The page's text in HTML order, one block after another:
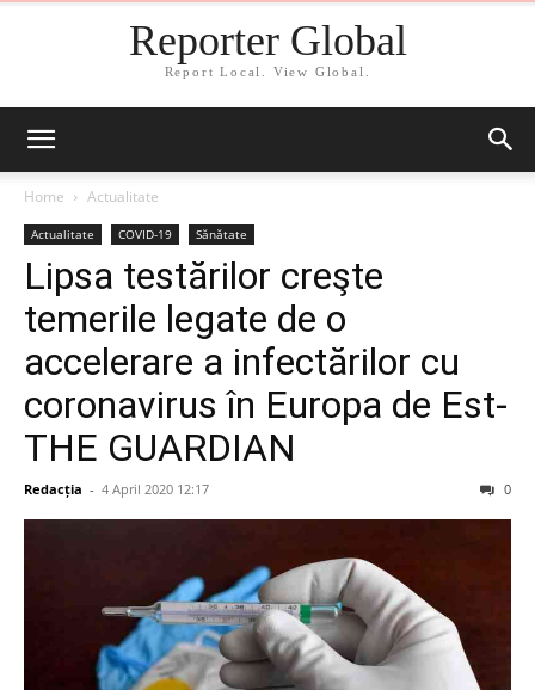
Reporter Global
Report Local. View Global.
Home Actualitate
Actualitate COVID-19 Sănătate
Lipsa testărilor creşte
temerile legate de o
accelerare a infectărilor cu
coronavirus în Europa de Est-
THE GUARDIAN
Redacția - 4 April 2020 12:17 0